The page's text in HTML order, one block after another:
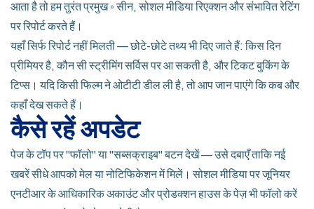
आता है तो हम तुरंत प्रमुख ◦ सीन, सोशल मीडिया रिएक्शन और संभावित रेटिंग
पर रिपोर्ट करते हैं।
यहाँ सिर्फ रिपोर्ट नहीं मिलती — छोटे-छोटे तथ्य भी दिए जाते हैं: किस दिन
प्रीमियर है, कौन सी स्ट्रीमिंग सर्विस पर आ सकती है, और टिकट बुकिंग के
टिप्स। यदि किसी फिल्म ने ओटीटी डील ली है, तो आप जान पाएंगे कि कब और
कहाँ देख सकते हैं।
कैसे रहें अपडेट
पेज के टॉप पर "फॉलो" या "सब्सक्राइब" बटन देखें — उसे दबाएँ ताकि नई
खबरें सीधे आपको मेल या नोटिफिकेशन में मिलें। सोशल मीडिया पर जूनियर
एनटीआर के आधिकारिक अकाउंट और प्रोडक्शन हाउस के पेज़ भी फॉलो करें